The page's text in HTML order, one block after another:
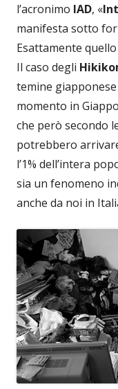
l’acronimo IAD, «
manifesta sotto
Esattamente
Il caso degli
temine
momento in
che però secondo
potrebbero
l’1% dell’intera
sia un fenomeno
anche da noi in